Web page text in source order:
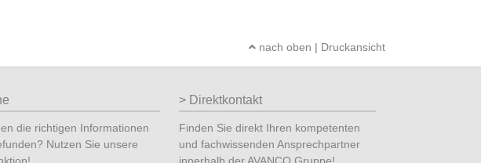
nach oben | Druckansicht
die richtigen Informationen
Nutzen Sie unsere
Direktkontakt
Finden Sie direkt Ihren kompetenten
und fachwissenden Ansprechpartner
innerhalb der AVANCO Gruppe!